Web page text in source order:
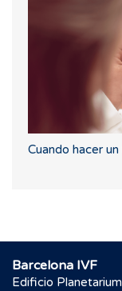
Cuando hacer
Barcelona IVF
Edificio Planetarium